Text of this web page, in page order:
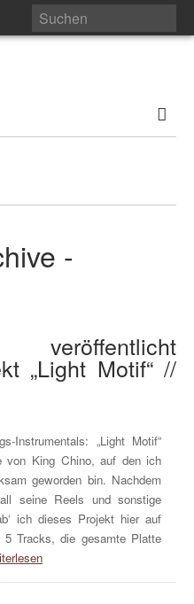
-
„Light Motif“ //
Instrumentals: „Light Motif“
von King Chino, auf den ich
geworden bin. Nachdem
seine Reels und sonstige
ich dieses Projekt hier auf
Tracks, die gesamte Platte